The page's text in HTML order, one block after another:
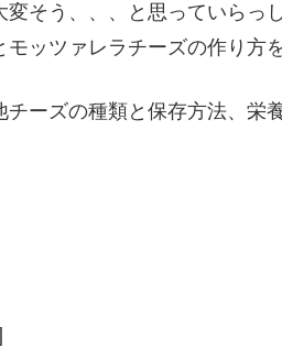
変そう、、、と思っていらっ
モッツァレラチーズの作り方
チーズの種類と保存方法、栄